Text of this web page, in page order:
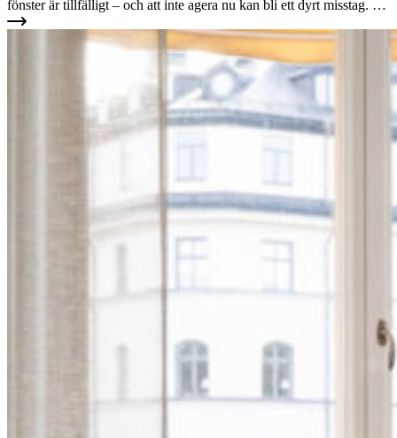
fönster är tillfälligt – och att inte agera nu kan bli ett dyrt misstag. …